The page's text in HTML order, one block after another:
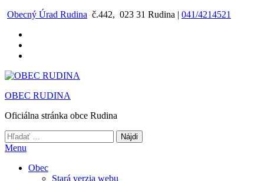
Preskočiť
obsah
Obecný Úrad Rudina č.442, 023 31 Rudina | 041/4214521
OBEC RUDINA
Oficiálna stránka obce Rudina
Hľadať:
Menu
Obec
Stará verzia webu